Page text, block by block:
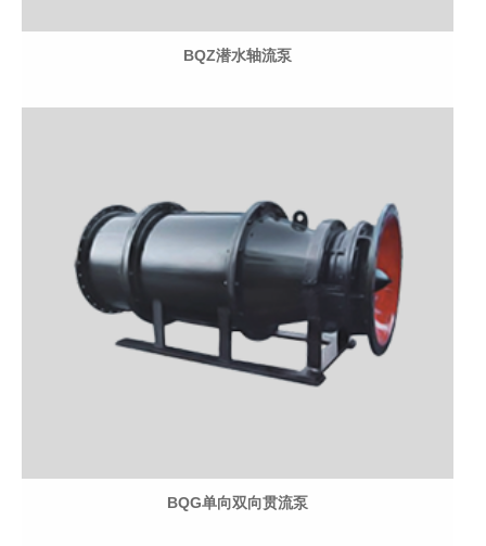
BQZ潜水轴流泵
BQG单向双向贯流泵